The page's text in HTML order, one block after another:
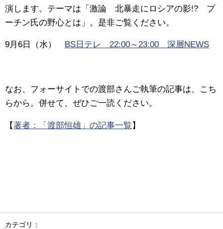
演します。テーマは「激論 北暴走にロシアの影!? プ
ーチン氏の野心とは」。是非ご覧ください。
9月6日（水） BS日テレ 22:00～23:00 深層NEWS
なお、フォーサイトでの渡部さんご執筆の記事は、こち
らから。併せて、ぜひご一読ください。
【著者：「渡部恒雄」の記事一覧 】
カテゴリ：